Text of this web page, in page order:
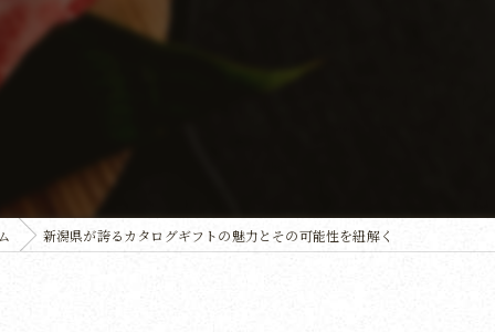
新潟県が誇るカタログギフトの魅力とその可能性を紐解く